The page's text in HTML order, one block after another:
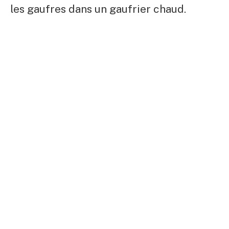
les gaufres dans un gaufrier chaud.